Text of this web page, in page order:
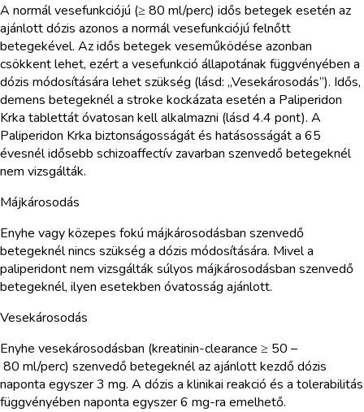
A normál vesefunkciójú (≥ 80 ml/perc) idős betegek esetén az
ajánlott dózis azonos a normál vesefunkciójú felnőtt
betegekével. Az idős betegek veseműködése azonban
csökkent lehet, ezért a vesefunkció állapotának függvényében a
dózis módosítására lehet szükség (lásd: „Vesekárosodás”). Idős,
demens betegeknél a stroke kockázata esetén a Paliperidon
Krka tablettát óvatosan kell alkalmazni (lásd 4.4 pont). A
Paliperidon Krka biztonságosságát és hatásosságát a 65
évesnél idősebb schizoaffectív zavarban szenvedő betegeknél
nem vizsgálták.
Májkárosodás
Enyhe vagy közepes fokú májkárosodásban szenvedő
betegeknél nincs szükség a dózis módosítására. Mivel a
paliperidont nem vizsgálták súlyos májkárosodásban szenvedő
betegeknél, ilyen esetekben óvatosság ajánlott.
Vesekárosodás
Enyhe vesekárosodásban (kreatinin-clearance ≥ 50 –
80 ml/perc) szenvedő betegeknél az ajánlott kezdő dózis
naponta egyszer 3 mg. A dózis a klinikai reakció és a tolerabilitás
függvényében naponta egyszer 6 mg-ra emelhető.